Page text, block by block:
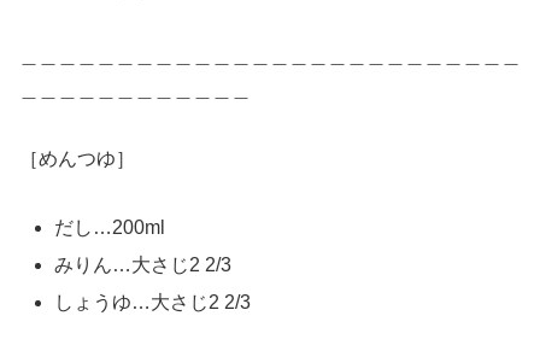
［めんつゆ］
だし…200ml
みりん…大さじ2 2/3
しょうゆ…大さじ2 2/3